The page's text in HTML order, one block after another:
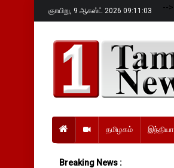
ஞாயிறு, 9 ஆகஸ்ட் 2026 09:11:04 -->
தமிழகம் இந்தியா
Breaking News :